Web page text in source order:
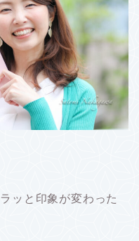
ッと印象が変わった